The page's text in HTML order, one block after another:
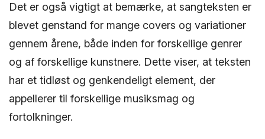
Det er også vigtigt at bemærke, at sangteksten er
blevet genstand for mange covers og variationer
gennem årene, både inden for forskellige genrer
og af forskellige kunstnere. Dette viser, at teksten
har et tidløst og genkendeligt element, der
appellerer til forskellige musiksmag og
fortolkninger.